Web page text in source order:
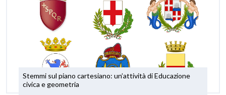
Stemmi sul piano cartesiano: un’attività di Educazione
civica e geometria